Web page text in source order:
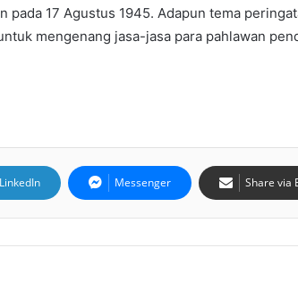
17 Agustus 1945. Adapun tema
mengenang jasa-jasa para pahlawan
LinkedIn Messenger Share via